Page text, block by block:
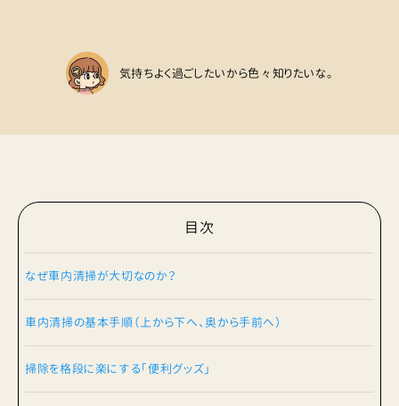
気持ちよく過ごしたいから色々知りたいな。
目次
なぜ車内清掃が大切なのか？
車内清掃の基本手順（上から下へ、奥から手前へ）
掃除を格段に楽にする「便利グッズ」